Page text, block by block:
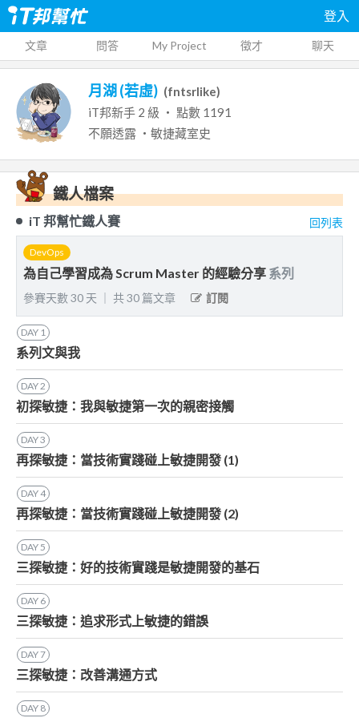
登入
文章 問答 My Project 徵才 聊天
月湖 (若虛) (fntsrlike)
iT邦新手 2 級 ‧ 點數 1191
不願透露 ・敏捷藏室史
鐵人檔案
iT 邦幫忙鐵人賽 回列表
DevOps
為自己學習成為 Scrum Master 的經驗分享 系列
參賽天數30 天 共30 篇文章 訂閱
DAY 1
系列文與我
DAY2
初探敏捷：我與敏捷第一次的親密接觸
DAY3
再探敏捷：當技術實踐碰上敏捷開發 (1)
DAY4
再探敏捷：當技術實踐碰上敏捷開發 (2)
DAY5
三探敏捷：好的技術實踐是敏捷開發的基石
DAY 6
三探敏捷：追求形式上敏捷的錯誤
DAY7
三探敏捷：改善溝通方式
DAY 8